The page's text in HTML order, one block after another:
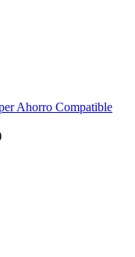
Ahorro Compatible